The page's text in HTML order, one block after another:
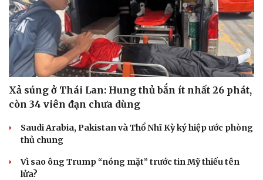
Tư vấn
Săn Tour
check-in
Câu chuyện thời sự
Đọc truyện đêm khuya
Cửa sổ tình yêu
Kể chuyện cho bé
Hạt giống tâm hồn
Xả súng ở Thái Lan: Hung thủ bắn ít nhất 26 phát,
còn 34 viên đạn chưa dùng
Saudi Arabia, Pakistan và Thổ Nhĩ Kỳ ký hiệp ước phòng
thủ chung
Vì sao ông Trump “nóng mặt” trước tin Mỹ thiếu tên
lửa?